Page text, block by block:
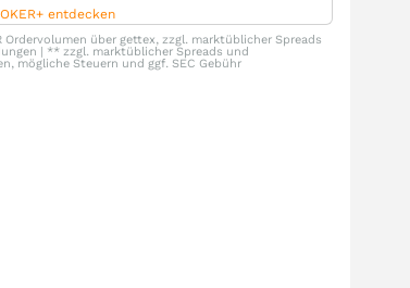
entdecken
Ordervolumen über gettex, zzgl. marktüblicher Spreads
| ** zzgl. marktüblicher Spreads und
mögliche Steuern und ggf. SEC Gebühr